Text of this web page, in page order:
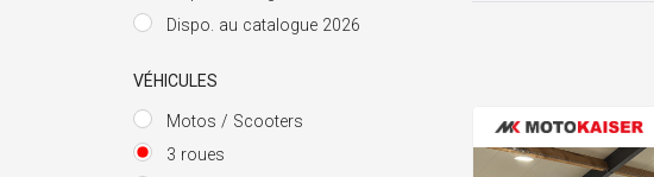
Dispo. au catalogue 2026
VÉHICULES
Motos / Scooters
3 roues